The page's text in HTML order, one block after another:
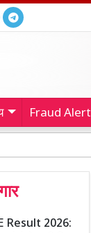
Fraud Alert
Result 2026: